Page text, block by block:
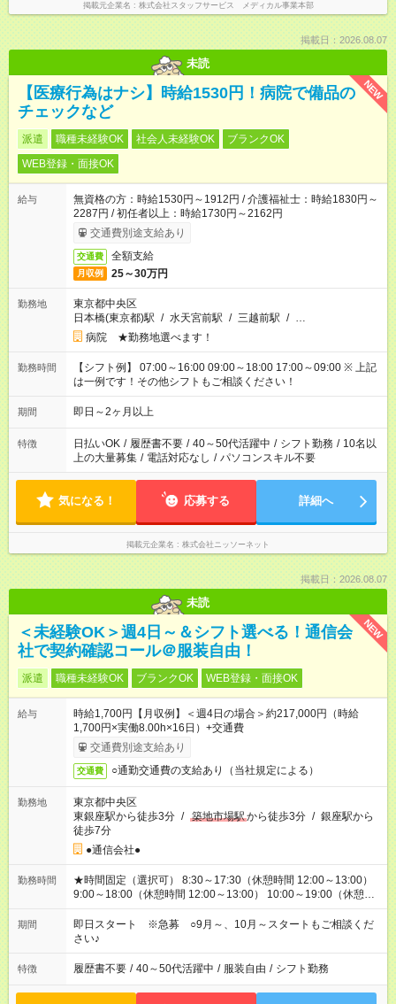
掲載元企業名 株式会社スタッフサービス メディカル事業本部
掲載日：2026.08.07
未読
NEW
【医療行為はナシ】時給1530円！病院で備品の
チェックなど
派遣 職種未経験OK 社会人未経験OK
ブランクOK
WEB登録・面接OK
給与
無資格の方：時給1530円～1912円 / 介護福祉士：時給1830円～
2287円 / 初任者以上：時給1730円～2162円
交通費別途支給あり
交通費 全額支給
月収例 25～30万円
勤務地
東京都中央区
日本橋(東京都)駅 / 水天宮前駅 / 三越前駅 / …
病院 ★勤務地選べます！
勤務時間
【シフト例】 07:00～16:00 09:00～18:00 17:00～09:00 ※ 上記
は一例です！その他シフトもご相談ください！
期間 即日～2ヶ月以上
特徴 日払いOK / 履歴書不要 / 40～50代活躍中 / シフト勤務 / 10名以
上の大量募集 / 電話対応なし / パソコンスキル不要
気になる！ 応募する 詳細へ
掲載元企業名 株式会社ニッソーネット
掲載日：2026.08.07
未読
NEW
＜未経験OK＞週4日～＆シフト選べる！通信会
社で契約確認コール＠服装自由！
派遣 職種未経験OK ブランクOK WEB登録・面接OK
給与
時給1,700円【月収例】＜週4日の場合＞約217,000円（時給
1,700円×実働8.00h×16日）+交通費
交通費別途支給あり
交通費 ○通勤交通費の支給あり（当社規定による）
勤務地
東京都中央区
東銀座駅から徒歩3分 / 築地市場駅から徒歩3分 / 銀座駅から
徒歩7分
●通信会社●
勤務時間
★時間固定（選択可） 8:30～17:30（休憩時間 12:00～13:00）
9:00～18:00（休憩時間 12:00～13:00） 10:00～19:00（休憩時
間 12:00～13:00） ※休憩時間は12:00～15:00の間で1時間取得
（基本は12時台または13時台）
期間
即日スタート ※急募 ○9月～、10月～スタートもご相談くだ
さい♪
特徴 履歴書不要 / 40～50代活躍中 / 服装自由 / シフト勤務